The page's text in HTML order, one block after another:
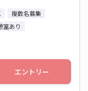
複数名募集
室あり
エントリー